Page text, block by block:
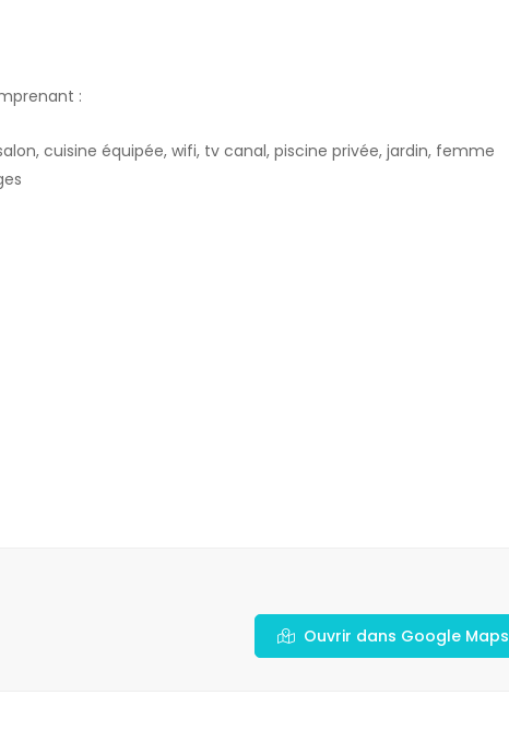
:
cuisine équipée, wifi, tv canal, piscine privée, jardin, femme
Ouvrir dans Google Maps